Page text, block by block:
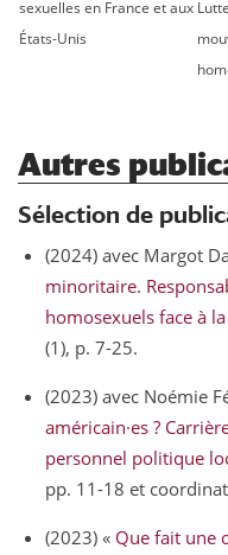
sexuelles en France et aux
États-Unis
Autres
Sélection de
(2024) avec Margot
minoritaire.
homosexuels face à
(1), p. 7-25.
(2023) avec Noémie
américain·es ?
personnel politique
pp. 11-18 et
(2023) « Que fait une